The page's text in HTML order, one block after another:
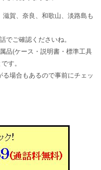
賀、奈良、和歌山、淡路島も
でご確認くださいね。
品(ケース・説明書・標準工具
す。
場合もあるので事前にチェッ